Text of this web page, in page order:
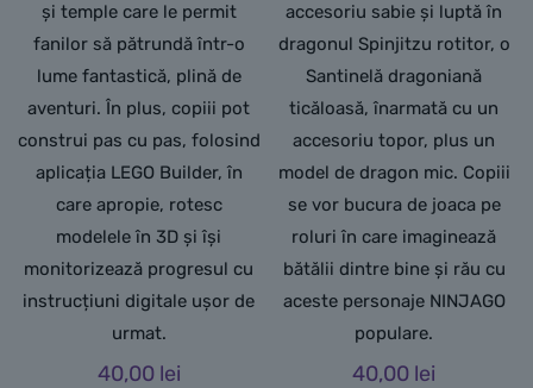
și temple care le permit
fanilor să pătrundă într-o
lume fantastică, plină de
aventuri. În plus, copiii pot
construi pas cu pas, folosind
aplicația LEGO Builder, în
care apropie, rotesc
modelele în 3D și își
monitorizează progresul cu
instrucțiuni digitale ușor de
urmat.
40,00 lei
accesoriu sabie și luptă în
dragonul Spinjitzu rotitor, o
Santinelă dragoniană
ticăloasă, înarmată cu un
accesoriu topor, plus un
model de dragon mic. Copiii
se vor bucura de joaca pe
roluri în care imaginează
bătălii dintre bine și rău cu
aceste personaje NINJAGO
populare.
40,00 lei